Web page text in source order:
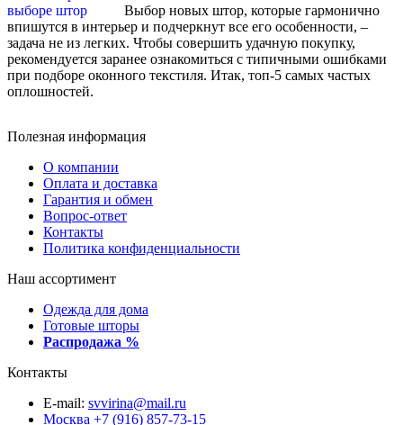
Выбор новых штор, которые гармонично
впишутся в интерьер и подчеркнут все его особенности, –
задача не из легких. Чтобы совершить удачную покупку,
рекомендуется заранее ознакомиться с типичными ошибками
при подборе оконного текстиля. Итак, топ-5 самых частых
оплошностей.
Полезная информация
О компании
Оплата и доставка
Гарантия и обмен
Вопрос-ответ
Контакты
Политика конфиденциальности
Наш ассортимент
Одежда для дома
Готовые шторы
Распродажа %
Контакты
E-mail: svvirina@mail.ru
Москва +7 (916) 857-73-15